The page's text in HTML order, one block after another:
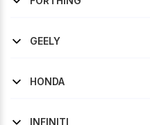
GEELY
HONDA
INFINITI